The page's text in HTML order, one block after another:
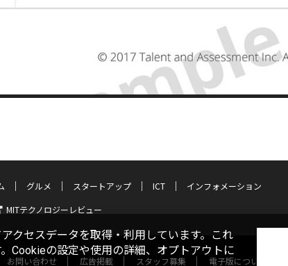
グルメ スタートアップ ICT
インフォメーション
MITテクノロジーレビュー
お問い合わせ 広告掲載 スタッフ募集 電子版について
クセスデータを取得・利用しています。これ
Cookieの設定や使用の詳細、オプトアウトに